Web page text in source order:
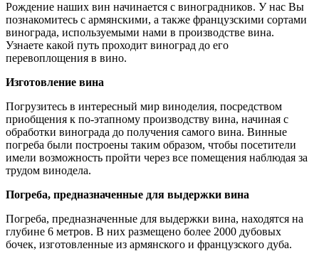
Рождение наших вин начинается с виноградников. У нас Вы
познакомитесь с армянскими, а также французскими сортами
винограда, используемыми нами в производстве вина.
Узнаете какой путь проходит виноград до его
перевоплощения в вино.
Изготовление вина
Погрузитесь в интересный мир виноделия, посредством
приобщения к по-этапному производству вина, начиная с
обработки винограда до получения самого вина. Винные
погреба были построены таким образом, чтобы посетители
имели возможность пройти через все помещения наблюдая за
трудом винодела.
Погреба, предназначенные для выдержки вина
Погреба, предназначенные для выдержки вина, находятся на
глубине 6 метров. В них размещено более 2000 дубовых
бочек, изготовленные из армянского и французского дуба.